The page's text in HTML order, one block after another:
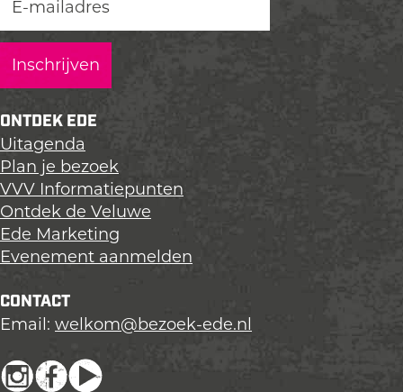
ONTDEK EDE
Uitagenda
Plan je bezoek
VVV Informatiepunten
Ontdek de Veluwe
Ede Marketing
Evenement aanmelden
CONTACT
Email: welkom@bezoek-ede.nl
I F Y